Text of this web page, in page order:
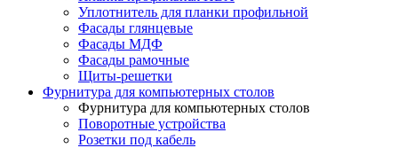
Уплотнитель для планки профильной
Фасады глянцевые
Фасады МДФ
Фасады рамочные
Щиты-решетки
Фурнитура для компьютерных столов
Фурнитура для компьютерных столов
Поворотные устройства
Розетки под кабель